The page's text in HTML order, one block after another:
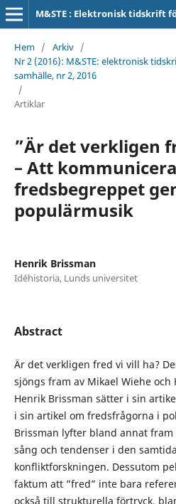
Hem / Arkiv /
Nr 2 (2016): M&STE: elektronisk
samhälle, nr 2, 2016
/
Artiklar
”Är det verkligen
– Att
fredsbegreppet
populärmusik
Henrik Brissman
Idéhistoria, Lunds universitet
Abstract
Är det verkligen fred vi vill ha?
sjöngs fram av Mikael Wiehe och
Henrik Brissman sätter i sin
i sin artikel om fredsfrågorna i
Brissman lyfter bland annat
sång och tendenser i den
konfliktforskningen. Dessutom
faktum att ”fred” inte bara
också till strukturella förtryck,